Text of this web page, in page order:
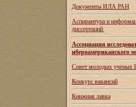
Документы ИЛА РАН
Аспирантура и
диссертаций
Ассоциация
ибероамериканского
Совет молодых
Конкурс вакансий
Книжная лавка